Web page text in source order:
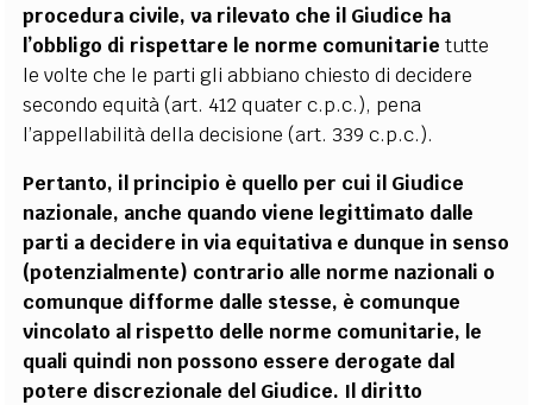
procedura civile, va rilevato che il Giudice ha
l’obbligo di rispettare le norme comunitarie tutte
le volte che le parti gli abbiano chiesto di decidere
secondo equità (art. 412 quater c.p.c.), pena
l’appellabilità della decisione (art. 339 c.p.c.).
Pertanto, il principio è quello per cui il Giudice
nazionale, anche quando viene legittimato dalle
parti a decidere in via equitativa e dunque in senso
(potenzialmente) contrario alle norme nazionali o
comunque difforme dalle stesse, è comunque
vincolato al rispetto delle norme comunitarie, le
quali quindi non possono essere derogate dal
potere discrezionale del Giudice. Il diritto